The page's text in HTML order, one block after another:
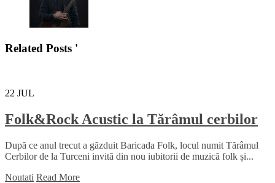
Related Posts '
22 JUL
Folk&Rock Acustic la Tărâmul cerbilor
După ce anul trecut a găzduit Baricada Folk, locul numit Tărâmul
Cerbilor de la Turceni invită din nou iubitorii de muzică folk și...
Noutati Read More